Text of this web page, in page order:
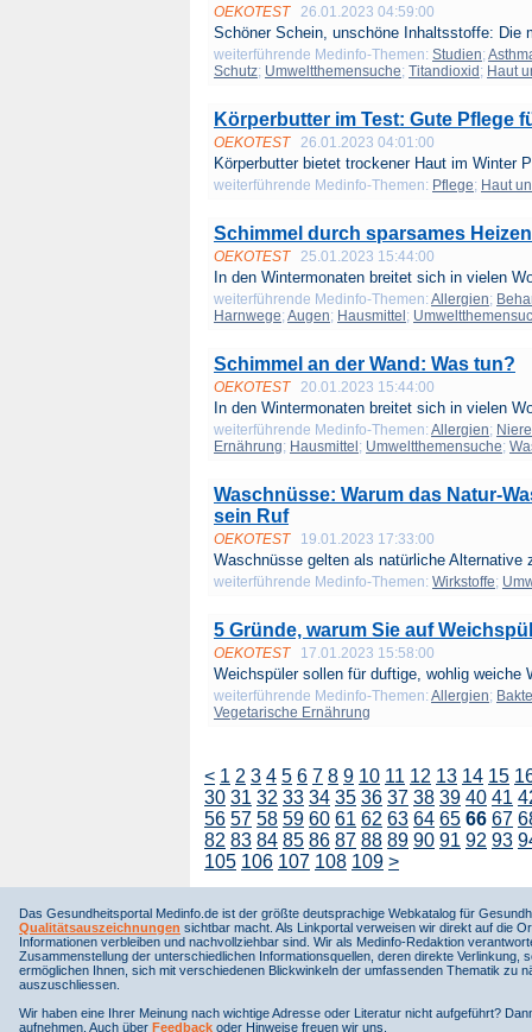
OEKOTEST 26.01.2023 04:59:00
Schöner Schein, unschöne Inhaltsstoffe: Die
weiterführende Medinfo-Themen: Studien;
Schutz; Umweltthemensuche; Titandioxid ; Haut
Körperbutter im Test: Gute Pflege
OEKOTEST 26.01.2023 04:01:00
Körperbutter bietet trockener Haut im Winter
weiterführende Medinfo-Themen: Pflege; Haut
Schimmel durch sparsames
OEKOTEST 25.01.2023 15:44:00
In den Wintermonaten breitet sich in vielen
weiterführende Medinfo-Themen: Allergien;
Harnwege; Augen; Hausmittel ;
Schimmel an der Wand: Was tun?
OEKOTEST 20.01.2023 15:44:00
In den Wintermonaten breitet sich in vielen
weiterführende Medinfo-Themen: Allergien;
Ernährung; Hausmittel ; Umweltthemensuche;
Waschnüsse: Warum das Natur-
sein Ruf
OEKOTEST 19.01.2023 17:33:00
Waschnüsse gelten als natürliche Alternative
weiterführende Medinfo-Themen: Wirkstoffe;
5 Gründe, warum Sie auf
OEKOTEST 17.01.2023 15:58:00
Weichspüler sollen für duftige, wohlig weiche
weiterführende Medinfo-Themen: Allergien;
Vegetarische Ernährung
< 1 2 3 4 5 6 7 8 9 10 11 12 13 14 15
30 31 32 33 34 35 36 37 38 39 40 41
56 57 58 59 60 61 62 63 64 65 66 67
82 83 84 85 86 87 88 89 90 91 92 93
105 106 107 108 109 >
Das Gesundheitsportal Medinfo.de ist der größte deutsprachige Webkatalog für
Qualitätsauszeichnungen sichtbar macht. Als Linkportal verweisen wir direkt auf die
Informationen verbleiben und nachvollziehbar sind. Wir als Medinfo-Redaktion
Zusammenstellung der unterschiedlichen Informationsquellen, deren direkte
ermöglichen Ihnen, sich mit verschiedenen Blickwinkeln der umfassenden Thematik
auszuschliessen.
Wir haben eine Ihrer Meinung nach wichtige Adresse oder Literatur nicht aufgeführt?
aufnehmen. Auch über Feedback oder Hinweise freuen wir uns.